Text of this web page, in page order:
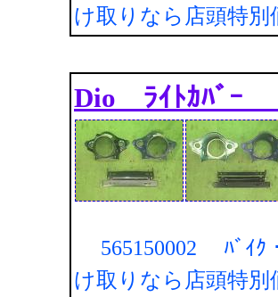
け取りなら店頭特別
Dio ﾗｲﾄｶﾊﾞｰ
565150002 ﾊﾞｲｸ
け取りなら店頭特別